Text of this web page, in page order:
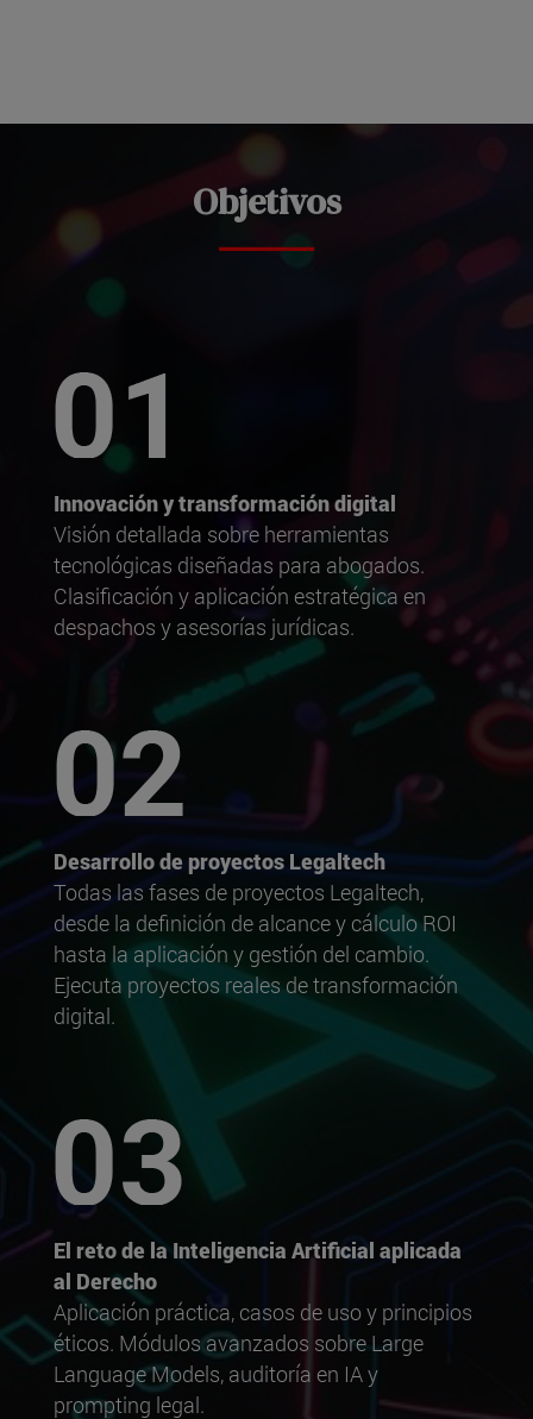
Objetivos
Innovación y transformación digital
Visión detallada sobre herramientas
tecnológicas diseñadas para abogados.
Clasificación y aplicación estratégica en
despachos y asesorías jurídicas.
Desarrollo de proyectos Legaltech
Todas las fases de proyectos Legaltech,
desde la definición de alcance y cálculo ROI
hasta la aplicación y gestión del cambio.
Ejecuta proyectos reales de transformación
digital.
El reto de la Inteligencia Artificial aplicada
al Derecho
Aplicación práctica, casos de uso y principios
éticos. Módulos avanzados sobre Large
Language Models, auditoría en IA y
prompting legal.